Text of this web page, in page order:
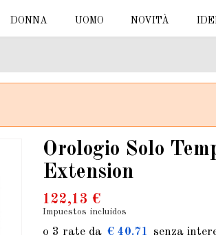
DONNA UOMO NOVITÀ
Orologio Solo
Extension
122,13 €
Impuestos incluidos
€ 40.71